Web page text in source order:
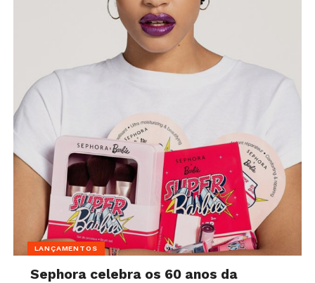
LANÇAMENTOS
Sephora celebra os 60 anos da